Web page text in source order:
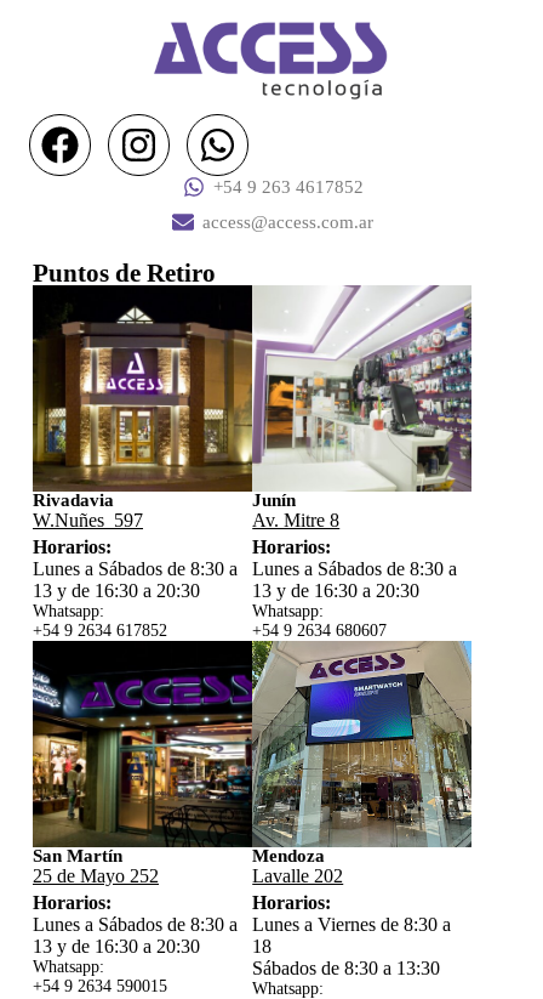
+54 9 263 4617852
access@access.com.ar
Puntos de Retiro
Rivadavia
W.Nuñes 597
Horarios:
Lunes a Sábados de 8:30 a
13 y de 16:30 a 20:30
Whatsapp:
+54 9 2634 617852
Junín
Av. Mitre 8
Horarios:
Lunes a Sábados de 8:30 a
13 y de 16:30 a 20:30
Whatsapp:
+54 9 2634 680607
San Martín
25 de Mayo 252
Horarios:
Lunes a Sábados de 8:30 a
13 y de 16:30 a 20:30
Whatsapp:
+54 9 2634 590015
Mendoza
Lavalle 202
Horarios:
Lunes a Viernes de 8:30 a
18
Sábados de 8:30 a 13:30
Whatsapp: